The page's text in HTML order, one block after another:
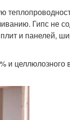
Гипс не
и панелей,
и